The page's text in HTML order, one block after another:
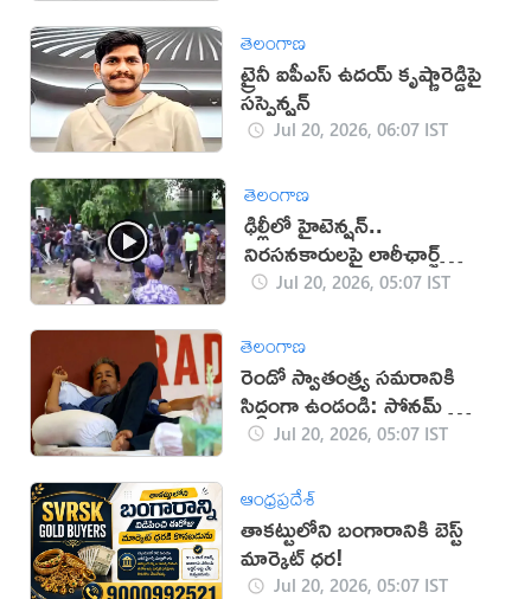
తెలంగాణ
ట్రైనీ ఐపీఎస్ ఉదయ్ కృష్ణారెడ్డిపై
సస్పెన్షన్
Jul 20, 2026, 06:07 IST
తెలంగాణ
ఢిల్లీలో హైటెన్షన్..
నిరసనకారులపై లాఠీఛార్జ్
(వీడియో)
Jul 20, 2026, 05:07 IST
తెలంగాణ
రెండో స్వాతంత్ర్య సమరానికి
సిద్ధంగా ఉండండి: సోనమ్ వాంగ్
చుక్ పిలుపు
Jul 20, 2026, 05:07 IST
ఆంధ్రప్రదేశ్
తాకట్టులోని బంగారానికి బెస్ట్
మార్కెట్ ధర!
Jul 20, 2026, 05:07 IST